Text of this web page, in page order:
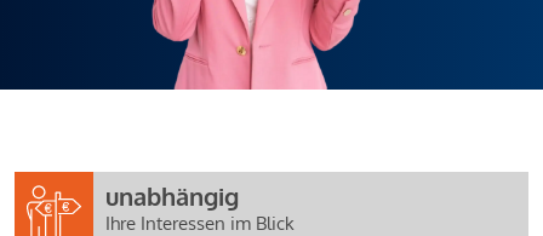
unabhängig
Ihre Interessen im Blick